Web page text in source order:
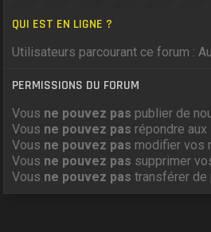
QUI EST EN LIGNE ?
Utilisateurs parcourant ce forum :
PERMISSIONS DU FORUM
Vous ne pouvez pas publier de
Vous ne pouvez pas répondre
Vous ne pouvez pas modifier vos
Vous ne pouvez pas supprimer
Vous ne pouvez pas transférer de